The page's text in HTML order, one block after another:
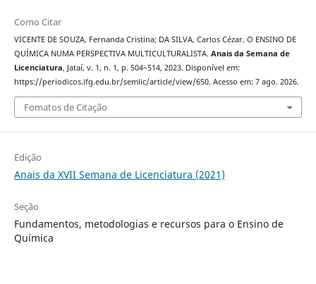
Como Citar
VICENTE DE SOUZA, Fernanda Cristina; DA SILVA, Carlos Cézar. O ENSINO DE
QUÍMICA NUMA PERSPECTIVA MULTICULTURALISTA. Anais da Semana de
Licenciatura, Jataí, v. 1, n. 1, p. 504–514, 2023. Disponível em:
https://periodicos.ifg.edu.br/semlic/article/view/650. Acesso em: 7 ago. 2026.
Fomatos de Citação
Edição
Anais da XVII Semana de Licenciatura (2021)
Seção
Fundamentos, metodologias e recursos para o Ensino de
Química